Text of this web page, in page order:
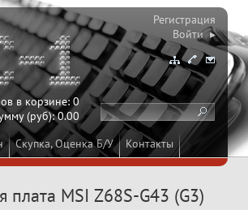
Скупка, Оценка Б/У Контакты
в корзине:0
(руб):0.00
Регистрация
Войти ▸
плата MSI Z68S-G43 (G3)